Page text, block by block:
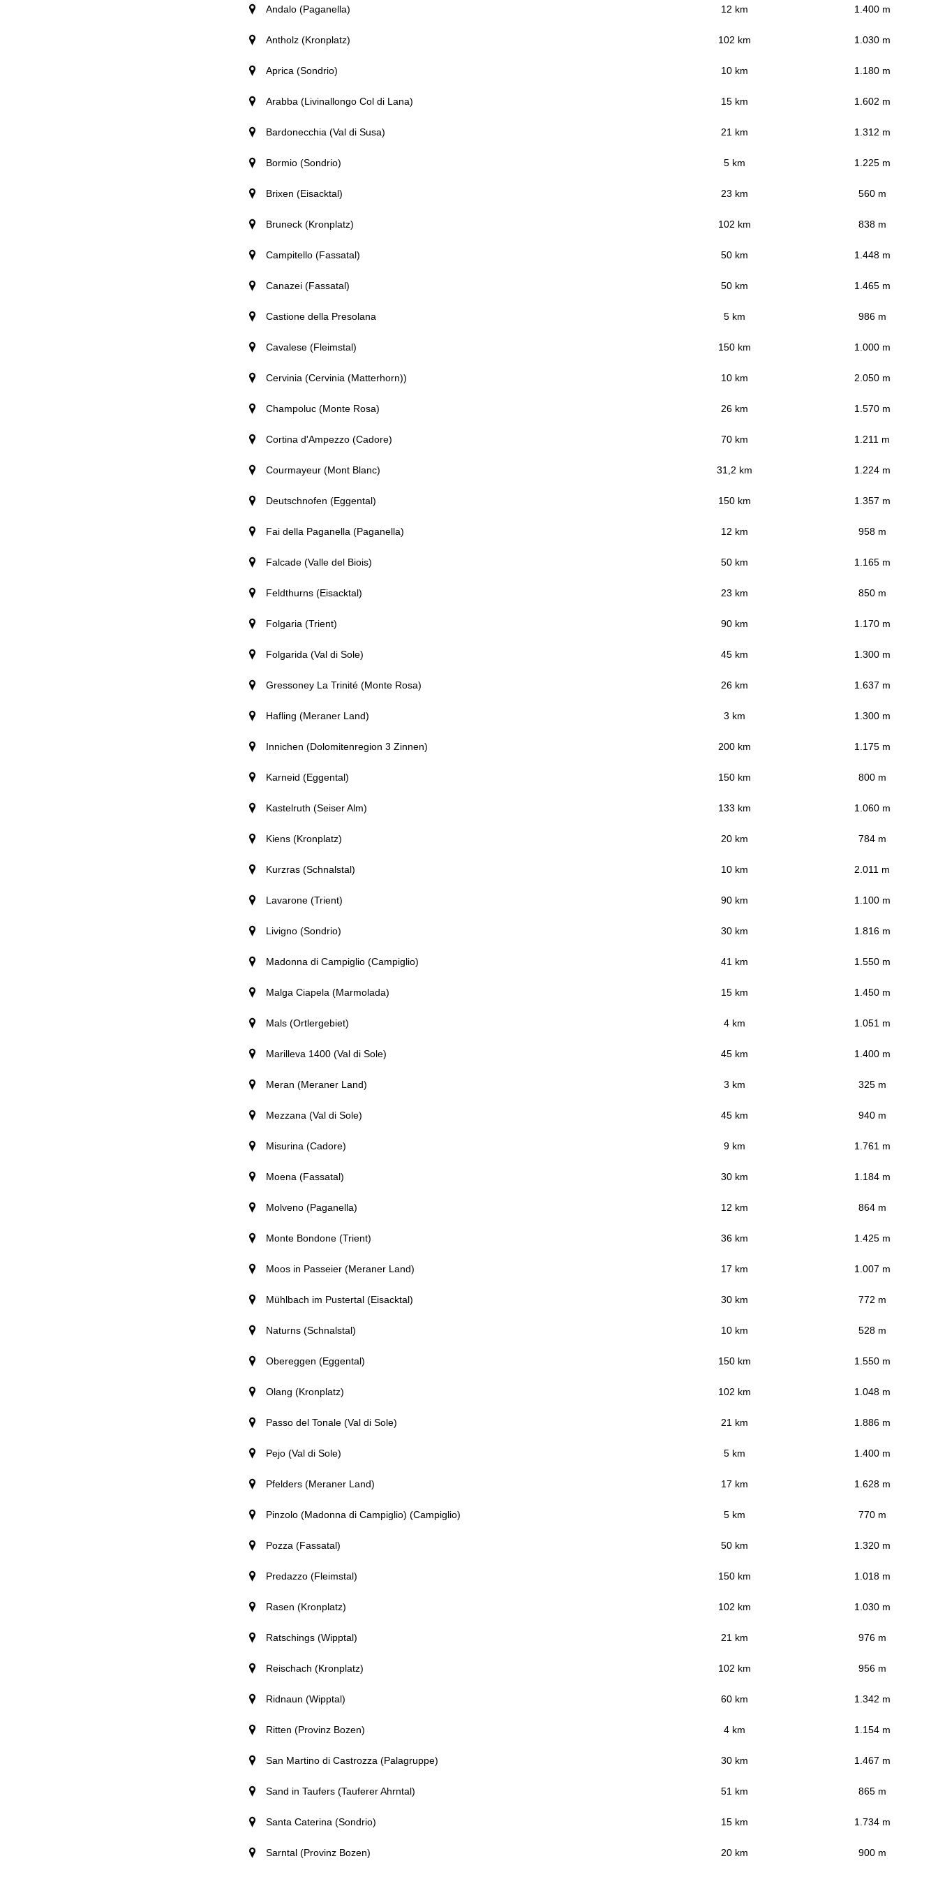
Andalo (Paganella) 12 km 1.400 m
Antholz (Kronplatz) 102 km 1.030 m
Aprica (Sondrio) 10 km 1.180 m
Arabba (Livinallongo Col di Lana) 15 km 1.602 m
Bardonecchia (Val di Susa) 21 km 1.312 m
Bormio (Sondrio) 5 km 1.225 m
Brixen (Eisacktal) 23 km 560 m
Bruneck (Kronplatz) 102 km 838 m
Campitello (Fassatal) 50 km 1.448 m
Canazei (Fassatal) 50 km 1.465 m
Castione della Presolana 5 km 986 m
Cavalese (Fleimstal) 150 km 1.000 m
Cervinia (Cervinia (Matterhorn)) 10 km 2.050 m
Champoluc (Monte Rosa) 26 km 1.570 m
Cortina d'Ampezzo (Cadore) 70 km 1.211 m
Courmayeur (Mont Blanc) 31,2 km 1.224 m
Deutschnofen (Eggental) 150 km 1.357 m
Fai della Paganella (Paganella) 12 km 958 m
Falcade (Valle del Biois) 50 km 1.165 m
Feldthurns (Eisacktal) 23 km 850 m
Folgaria (Trient) 90 km 1.170 m
Folgarida (Val di Sole) 45 km 1.300 m
Gressoney La Trinité (Monte Rosa) 26 km 1.637 m
Hafling (Meraner Land) 3 km 1.300 m
Innichen (Dolomitenregion 3 Zinnen) 200 km 1.175 m
Karneid (Eggental) 150 km 800 m
Kastelruth (Seiser Alm) 133 km 1.060 m
Kiens (Kronplatz) 20 km 784 m
Kurzras (Schnalstal) 10 km 2.011 m
Lavarone (Trient) 90 km 1.100 m
Livigno (Sondrio) 30 km 1.816 m
Madonna di Campiglio (Campiglio) 41 km 1.550 m
Malga Ciapela (Marmolada) 15 km 1.450 m
Mals (Ortlergebiet) 4 km 1.051 m
Marilleva 1400 (Val di Sole) 45 km 1.400 m
Meran (Meraner Land) 3 km 325 m
Mezzana (Val di Sole) 45 km 940 m
Misurina (Cadore) 9 km 1.761 m
Moena (Fassatal) 30 km 1.184 m
Molveno (Paganella) 12 km 864 m
Monte Bondone (Trient) 36 km 1.425 m
Moos in Passeier (Meraner Land) 17 km 1.007 m
Mühlbach im Pustertal (Eisacktal) 30 km 772 m
Naturns (Schnalstal) 10 km 528 m
Obereggen (Eggental) 150 km 1.550 m
Olang (Kronplatz) 102 km 1.048 m
Passo del Tonale (Val di Sole) 21 km 1.886 m
Pejo (Val di Sole) 5 km 1.400 m
Pfelders (Meraner Land) 17 km 1.628 m
Pinzolo (Madonna di Campiglio) (Campiglio) 5 km 770 m
Pozza (Fassatal) 50 km 1.320 m
Predazzo (Fleimstal) 150 km 1.018 m
Rasen (Kronplatz) 102 km 1.030 m
Ratschings (Wipptal) 21 km 976 m
Reischach (Kronplatz) 102 km 956 m
Ridnaun (Wipptal) 60 km 1.342 m
Ritten (Provinz Bozen) 4 km 1.154 m
San Martino di Castrozza (Palagruppe) 30 km 1.467 m
Sand in Taufers (Tauferer Ahrntal) 51 km 865 m
Santa Caterina (Sondrio) 15 km 1.734 m
Sarntal (Provinz Bozen) 20 km 900 m